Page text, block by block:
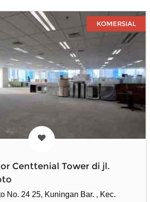
KOMERSIAL
Centtenial Tower di jl.
No. 24 25, Kuningan Bar. , Kec.